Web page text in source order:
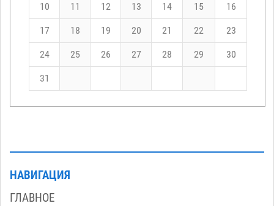
10 11 12 13 14 15 16
17 18 19 20 21 22 23
24 25 26 27 28 29 30
31
НАВИГАЦИЯ
ГЛАВНОЕ